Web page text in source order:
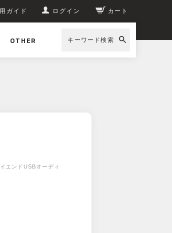
ガイド ログイン カート
OTHER キーワード検索
エンドUSBオーディ